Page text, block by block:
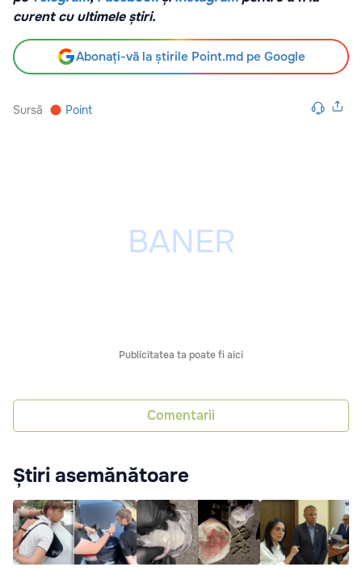
curent cu ultimele știri.
Abonați-vă la știrile Point.md pe Google
Sursă Point
Publicitatea ta poate fi aici
Comentarii
Știri asemănătoare